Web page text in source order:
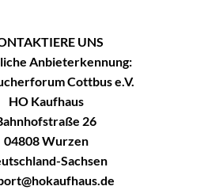
UNS
Anbieterkennung:
Cottbus e.V.
HO Kaufhaus
26
04808 Wurzen
Sachsen